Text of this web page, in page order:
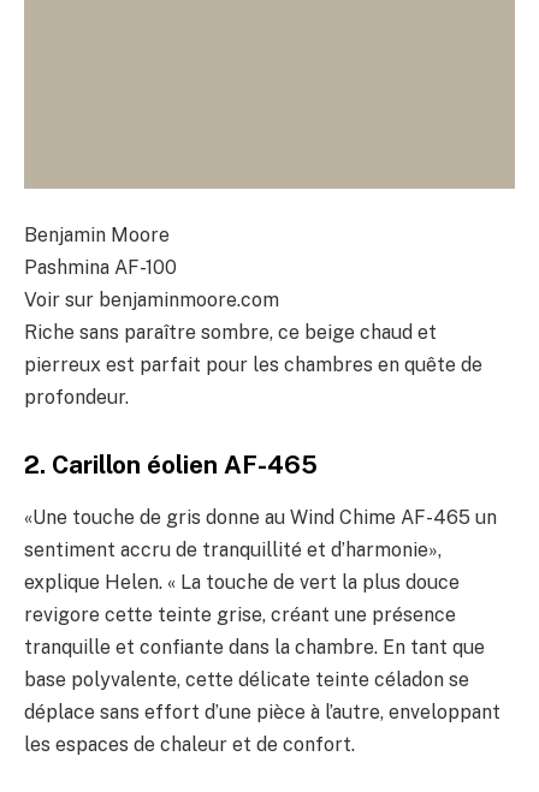
Benjamin Moore
Pashmina AF-100
Voir sur benjaminmoore.com
Riche sans paraître sombre, ce beige chaud et
pierreux est parfait pour les chambres en quête de
profondeur.
2. Carillon éolien AF-465
«Une touche de gris donne au Wind Chime AF-465 un
sentiment accru de tranquillité et d’harmonie»,
explique Helen. « La touche de vert la plus douce
revigore cette teinte grise, créant une présence
tranquille et confiante dans la chambre. En tant que
base polyvalente, cette délicate teinte céladon se
déplace sans effort d’une pièce à l’autre, enveloppant
les espaces de chaleur et de confort.